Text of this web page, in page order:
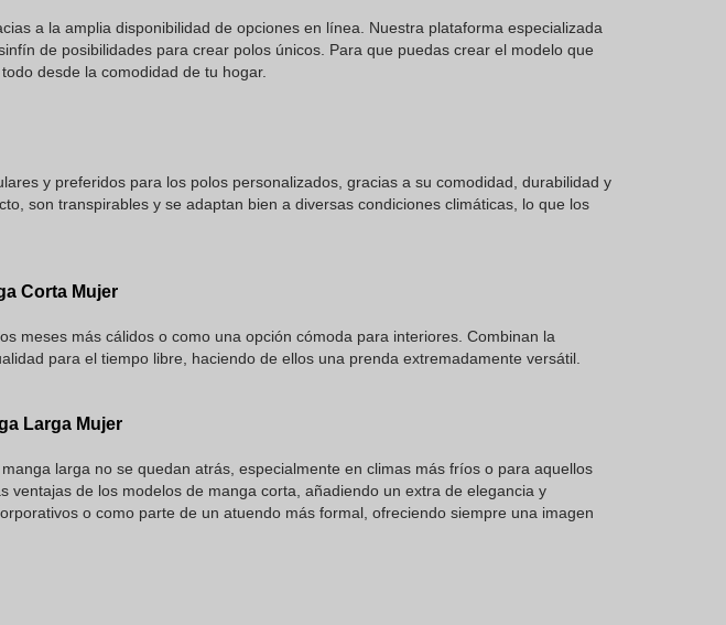
a la amplia disponibilidad de opciones en línea. Nuestra plataforma especializada
de posibilidades para crear polos únicos. Para que puedas crear el modelo que
desde la comodidad de tu hogar.
y preferidos para los polos personalizados, gracias a su comodidad, durabilidad y
son transpirables y se adaptan bien a diversas condiciones climáticas, lo que los
Corta Mujer
meses más cálidos o como una opción cómoda para interiores. Combinan la
para el tiempo libre, haciendo de ellos una prenda extremadamente versátil.
Larga Mujer
larga no se quedan atrás, especialmente en climas más fríos o para aquellos
ventajas de los modelos de manga corta, añadiendo un extra de elegancia y
o como parte de un atuendo más formal, ofreciendo siempre una imagen